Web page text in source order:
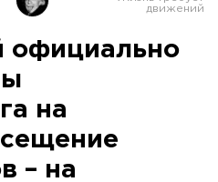
официально
на
– на